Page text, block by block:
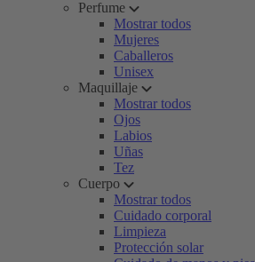
Perfume
Mostrar todos
Mujeres
Caballeros
Unisex
Maquillaje
Mostrar todos
Ojos
Labios
Uñas
Tez
Cuerpo
Mostrar todos
Cuidado corporal
Limpieza
Protección solar